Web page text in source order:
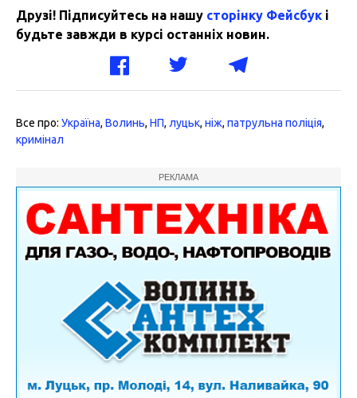
Друзі! Підписуйтесь на нашу сторінку Фейсбук і
будьте завжди в курсі останніх новин.
Все про: Україна, Волинь, НП, луцьк, ніж, патрульна поліція,
кримінал
РЕКЛАМА